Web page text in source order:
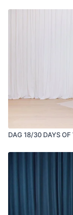
DAG 18/30 DAYS